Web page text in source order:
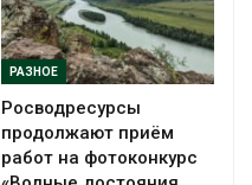
РАЗНОЕ
Росводресурсы
продолжают приём
работ на фотоконкурс